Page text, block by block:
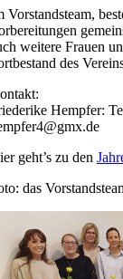
Vorstandsteam,
weitere Frauen
des
Hempfer:
geht’s zu den
das